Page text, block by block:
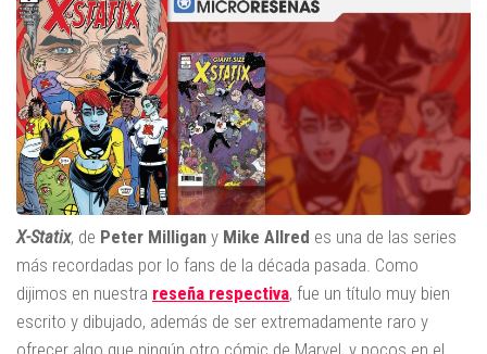
X-Statix, de Peter Milligan y Mike Allred es una de las series
más recordadas por lo fans de la década pasada. Como
dijimos en nuestra reseña respectiva, fue un título muy bien
escrito y dibujado, además de ser extremadamente raro y